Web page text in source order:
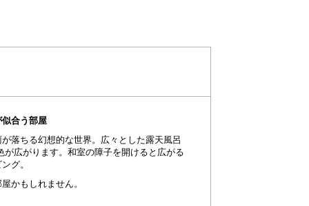
合う部屋
落ちる幻想的な世界。広々とした露天風呂
広がります。和室の障子を開けると広がる
グ。
かもしれません。